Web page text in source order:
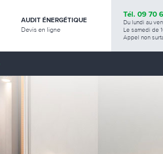
AUDIT ÉNERGÉTIQUE
Devis en ligne
Tél. 09 70
Du lundi au
Le samedi de
Appel non